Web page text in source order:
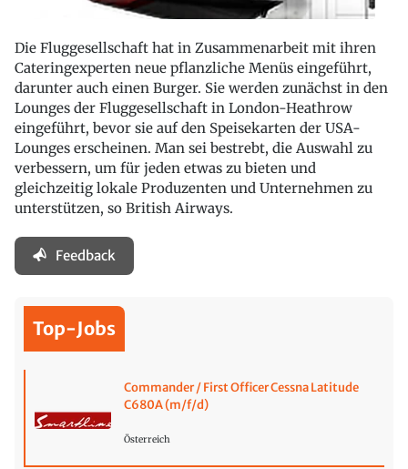
Die Fluggesellschaft hat in Zusammenarbeit mit ihren
Cateringexperten neue pflanzliche Menüs eingeführt,
darunter auch einen Burger. Sie werden zunächst in den
Lounges der Fluggesellschaft in London-Heathrow
eingeführt, bevor sie auf den Speisekarten der USA-
Lounges erscheinen. Man sei bestrebt, die Auswahl zu
verbessern, um für jeden etwas zu bieten und
gleichzeitig lokale Produzenten und Unternehmen zu
unterstützen, so British Airways.
Feedback
Top-Jobs
Commander / First Officer Cessna Latitude
C680A (m/f/d)
Österreich